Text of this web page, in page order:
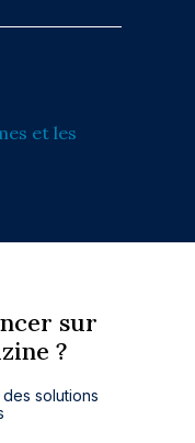
et les
sur
?
solutions